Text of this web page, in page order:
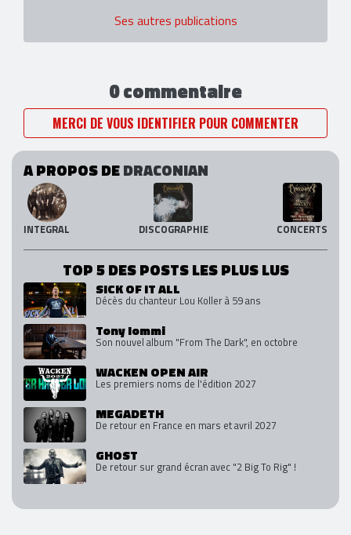
Ses autres publications
0 commentaire
MERCI DE VOUS IDENTIFIER POUR COMMENTER
A PROPOS DEDRACONIAN
INTEGRAL DISCOGRAPHIE CONCERTS
TOP 5 DES POSTS LES PLUS LUS
SICK OF IT ALL
Décès du chanteur Lou Koller à 59 ans
Tony Iommi
Son nouvel album "From The Dark", en octobre
WACKEN OPEN AIR
Les premiers noms de l'édition 2027
MEGADETH
De retour en France en mars et avril 2027
GHOST
De retour sur grand écran avec "2 Big To Rig" !